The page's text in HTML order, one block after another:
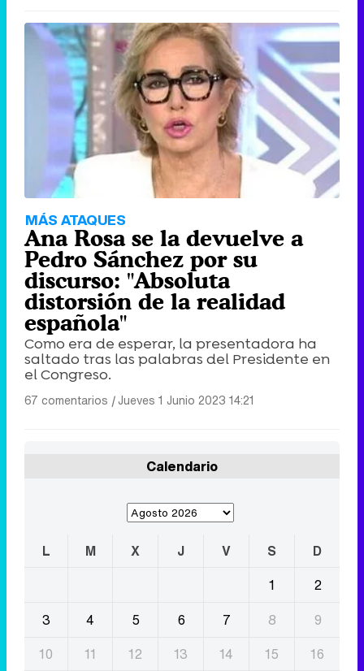
MÁS ATAQUES
Ana Rosa se la devuelve a
Pedro Sánchez por su
discurso: "Absoluta
distorsión de la realidad
española"
Como era de esperar, la presentadora ha
saltado tras las palabras del Presidente en
el Congreso.
67 comentarios |Jueves 1 Junio 2023 14:21
Calendario
L M X J V S
D
1
2
3
4 5 6 7 8
9
10
11 12 13 14 15
16